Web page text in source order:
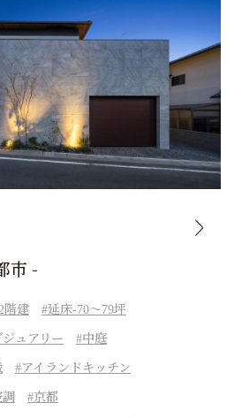
市 -
階建 延床-70～79坪
ュアリー 中庭
アイランドキッチン
京都